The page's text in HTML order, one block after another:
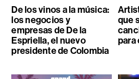
De los vinos a la música:
los negocios y
empresas de De la
Espriella, el nuevo
presidente de Colombia
que
para